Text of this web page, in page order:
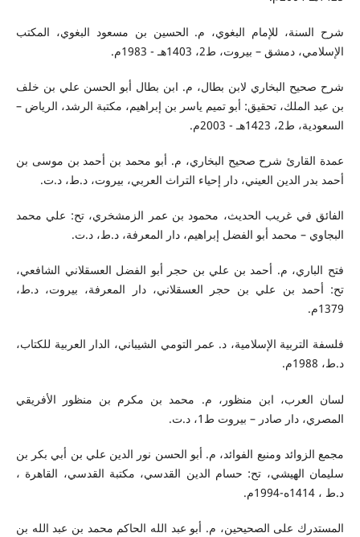
شرح السنة، للإمام البغوي، م. الحسين بن مسعود البغوي، المكتب
الإسلامي، دمشق – بيروت، ط2، 1403هـ - 1983م.
شرح صحيح البخاري لابن بطال، م. ابن بطال أبو الحسن علي بن خلف
بن عبد الملك، تحقيق: أبو تميم ياسر بن إبراهيم، مكتبة الرشد، الرياض –
السعودية، ط2، 1423هـ - 2003م.
عمدة القارئ شرح صحيح البخاري، م. أبو محمد بن أحمد بن موسى بن
أحمد بدر الدين العيني، دار إحياء التراث العربي، بيروت، د.ط، د.ت.
الفائق في غريب الحديث، محمود بن عمر الزمشخري، تح: علي محمد
البجاوي – محمد أبو الفضل إبراهيم، دار المعرفة، د.ط، د.ت.
فتح الباري، م. أحمد بن علي بن حجر أبو الفضل العسقلاني الشافعي،
تح: أحمد بن علي بن حجر العسقلاني، دار المعرفة، بيروت، د.ط،
1379م.
فلسفة التربية الإسلامية، د. عمر التومي الشيباني، الدار العربية للكتاب،
د.ط، 1988م.
لسان العرب، ابن منظور، م. محمد بن مكرم بن منظور الأفريقي
المصري، دار صادر – بيروت ط1، د.ت.
مجمع الزوائد ومنبع الفوائد، م. أبو الحسن نور الدين علي بن أبي بكر بن
سليمان الهيشي، تح: حسام الدين القدسي، مكتبة القدسي، القاهرة ،
د.ط ، 1414ه-1994م.
المستدرك على الصحيحين، م. أبو عبد الله الحاكم محمد بن عبد الله بن